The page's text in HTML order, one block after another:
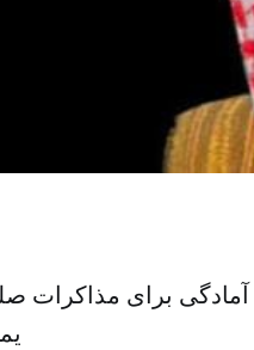
آمادگی برای مذاکرات